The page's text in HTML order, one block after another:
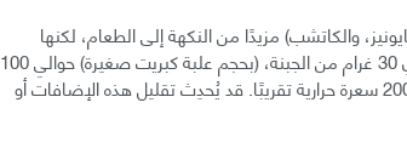
والكاتشب) مزيدًا من النكهة إلى الطعام، لكنها
تحتوي كمية من السعرات الحرارية أكبر من المتوقع. فمثلًا، يحوي 30 غرام من الجبنة، (بحجم علبة كبريت صغيرة) حوالي 100
سعرة، بينما يحوي 30 غرام من المايونيز (أي ملعقتين كبيرتين) 200 سعرة حرارية تقريبًا. قد يُحدِث تقليل هذه الإضافات أو